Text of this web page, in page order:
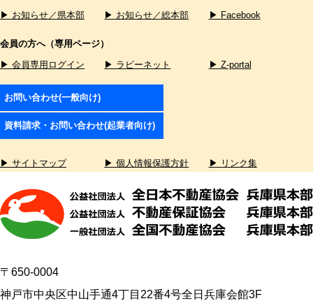
▶ お知らせ／県本部
▶ お知らせ／総本部 ▶ Facebook
会員の方へ（専用ページ）
▶ 会員専用ログイン
▶ ラビーネット ▶ Z-portal
お問い合わせ(一般向け)
資料請求・お問い合わせ(起業者向け)
▶ サイトマップ ▶ 個人情報保護方針 ▶ リンク集
〒650-0004
神戸市中央区中山手通4丁目22番4号全日兵庫会館3F